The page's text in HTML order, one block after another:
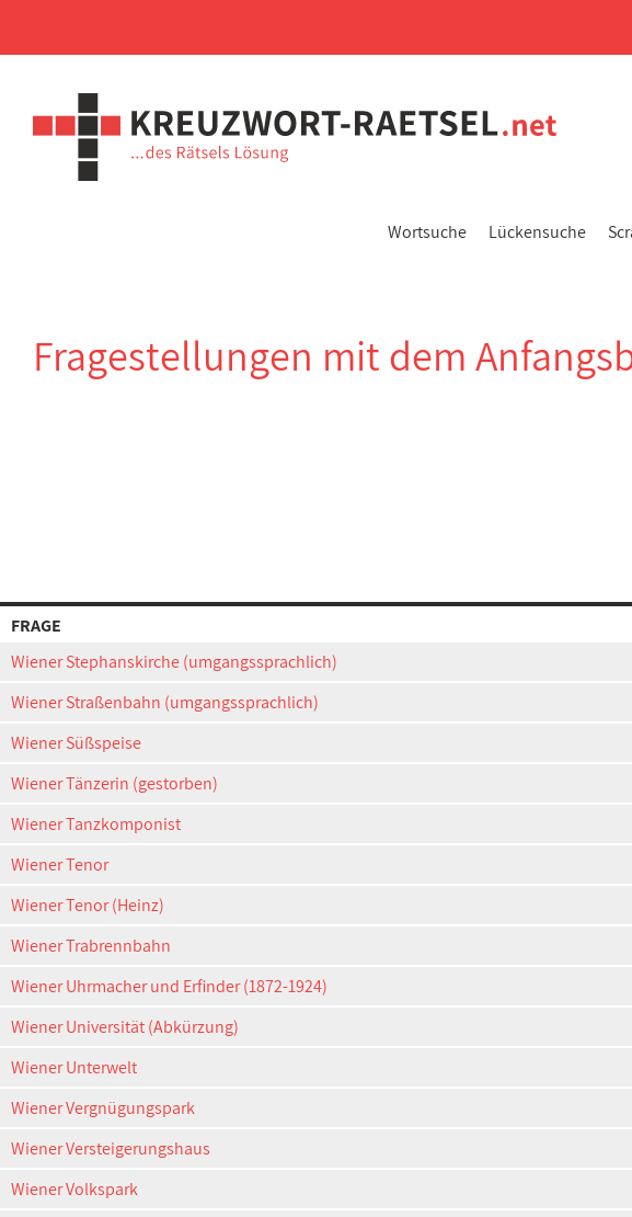
Wortsuche Lückensuche
Fragestellungen mit dem
FRAGE
Wiener Stephanskirche (umgangssprachlich)
Wiener Straßenbahn (umgangssprachlich)
Wiener Süßspeise
Wiener Tänzerin (gestorben)
Wiener Tanzkomponist
Wiener Tenor
Wiener Tenor (Heinz)
Wiener Trabrennbahn
Wiener Uhrmacher und Erfinder (1872-1924)
Wiener Universität (Abkürzung)
Wiener Unterwelt
Wiener Vergnügungspark
Wiener Versteigerungshaus
Wiener Volkspark